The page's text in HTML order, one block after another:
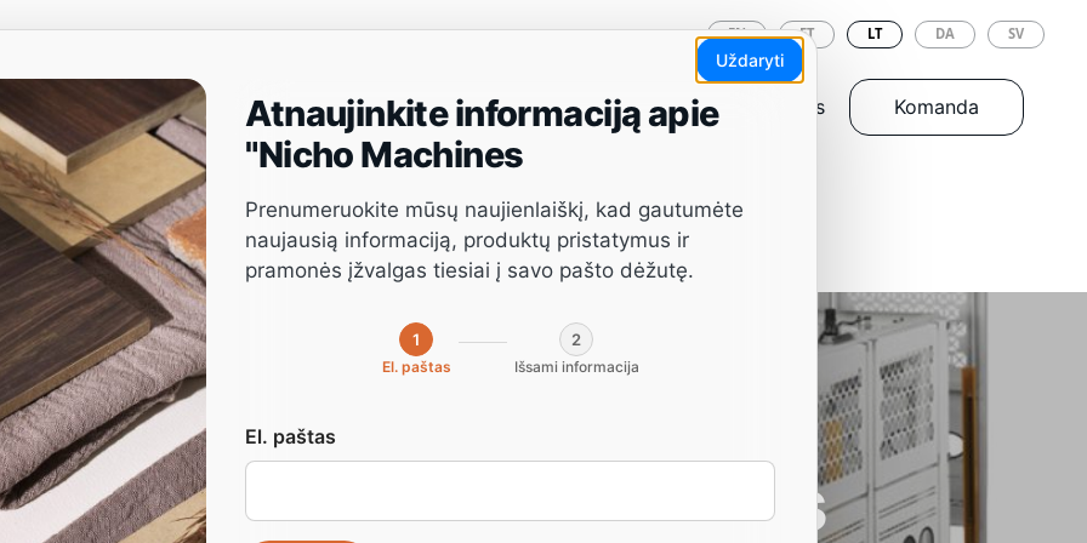
Projektų valdymas Programinė įranga Paslauga Įrankiai ir atsarginės dalys Komanda
„
pjovimo staklės
Uždaryti
Atnaujinkite informaciją apie
"Nicho Machines
Prenumeruokite mūsų naujienlaiškį, kad gautumėte
naujausią informaciją, produktų pristatymus ir
pramonės įžvalgas tiesiai į savo pašto dėžutę.
1
El. paštas
2
Išsami informacija
El. paštas
EN ET LT DA SV